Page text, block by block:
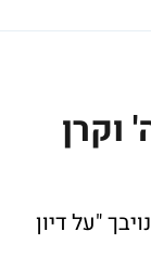
וקרן
"על דיון